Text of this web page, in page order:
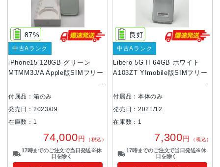
iPhone15 128GB グリーン
MTMM3J/A Apple版SIMフリー
87%
中古Aランク
付属品：箱のみ
発売日：2023/09
在庫数：1
74,000円 （税込）
17時までのご注文で当日発送※休
日を除く
Libero 5G II 64GB ホワイト
A103ZT Y!mobile版SIMフリー
良好
中古Aランク
付属品：本体のみ
発売日：2021/12
在庫数：1
7,300円 （税込）
17時までのご注文で当日発送※休
日を除く